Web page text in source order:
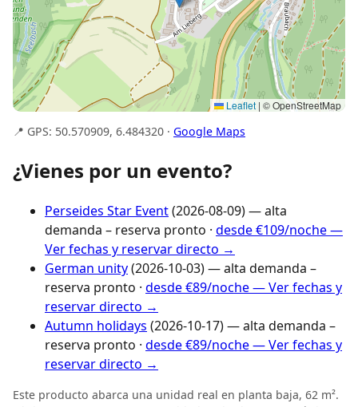
Leaflet | © OpenStreetMap
📍 GPS: 50.570909, 6.484320 · Google Maps
¿Vienes por un evento?
Perseides Star Event(2026-08-09) — alta
demanda – reserva pronto · desde €109/noche —
Ver fechas y reservar directo →
German unity(2026-10-03) — alta demanda –
reserva pronto · desde €89/noche — Ver fechas y
reservar directo →
Autumn holidays (2026-10-17) — alta demanda –
reserva pronto · desde €89/noche — Ver fechas y
reservar directo →
Este producto abarca una unidad real en planta baja, 62 m².